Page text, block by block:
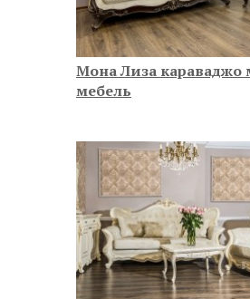
Мона Лиза караваджо
мебель